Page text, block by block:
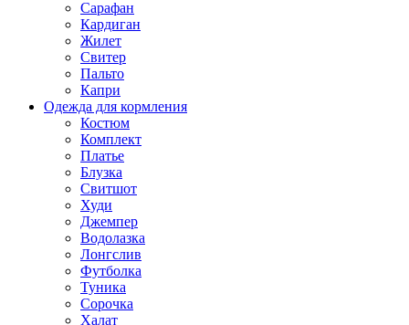
Сарафан
Кардиган
Жилет
Свитер
Пальто
Капри
Одежда для кормления
Костюм
Комплект
Платье
Блузка
Свитшот
Худи
Джемпер
Водолазка
Лонгслив
Футболка
Туника
Сорочка
Халат